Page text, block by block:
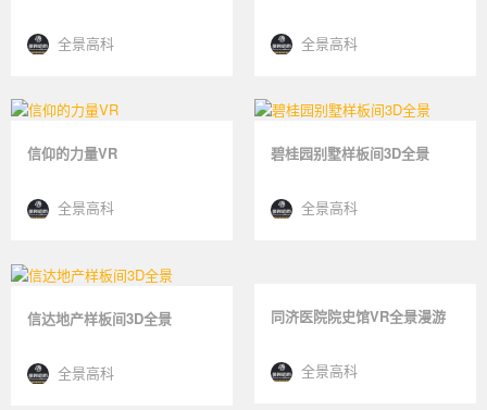
全景高科 全景高科
信仰的力量VR
全景高科
碧桂园别墅样板间3D全景
全景高科
信达地产样板间3D全景
全景高科
同济医院院史馆VR全景漫游
全景高科